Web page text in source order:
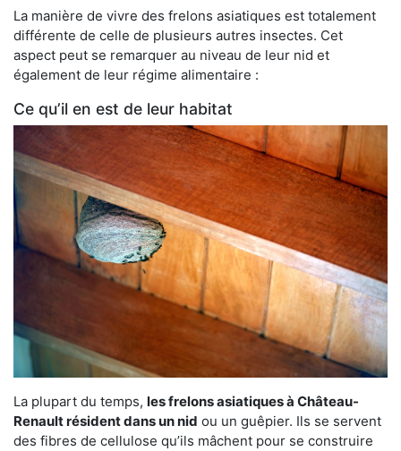
La manière de vivre des frelons asiatiques est totalement
différente de celle de plusieurs autres insectes. Cet
aspect peut se remarquer au niveau de leur nid et
également de leur régime alimentaire :
Ce qu’il en est de leur habitat
La plupart du temps, les frelons asiatiques à Château-
Renault résident dans un nid ou un guêpier. Ils se servent
des fibres de cellulose qu’ils mâchent pour se construire